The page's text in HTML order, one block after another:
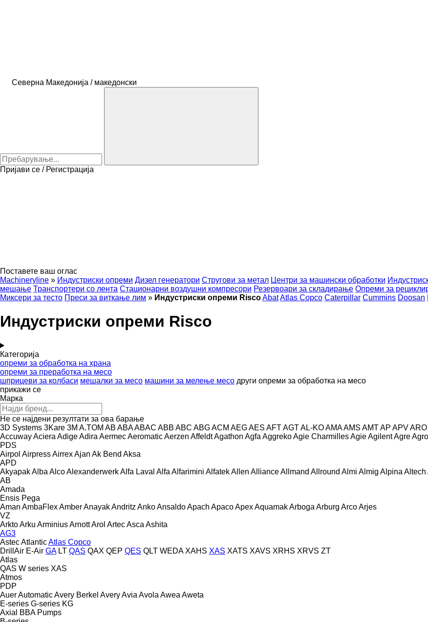
Северна Македонија / македонски
Пријави се / Регистрација
Поставете ваш оглас
Machineryline » Индустриски опреми Дизел генератори Стругови за метал Центри за машински обработки
мешање Транспортери со лента Стационарни воздушни компресори Резервоари за складирање Опреми за
Миксери за тесто Преси за виткање лим » Индустриски опреми RiscoAbatAtlas Copco Caterpillar Cummins Doosan
Индустриски опреми Risco
Категорија
опреми за обработка на храна
опреми за преработка на месо
шприцеви за колбаси мешалки за месо машини за мелење месо други опреми за обработка на месо
прикажи се
Марка
Не се најдени резултати за ова барање
3D Systems 3Kare 3M A.TOM AB ABAABAC ABB ABC ABGACM AEGAES AFTAGTAL-KOAMAAMS AMTAP APVARO
AccuwayAciera AdigeAdira AermecAeromaticAerzen AffeldtAgathon Agfa AggrekoAgie CharmillesAgieAgilentAgre
PDS
Airpol AirpressAirrexAjan Ak Bend Aksa
APD
AkyapakAlba AlcoAlexanderwerkAlfa Laval Alfa Alfarimini AlfatekAllen AllianceAllmand Allround Almi Almig Alpina Altech
AB
Amada
Ensis Pega
Aman AmbaFlexAmberAnayakAndritz AnkoAnsaldoApach ApacoApexAquamakArboga Arburg ArcoArjes
VZ
ArktoArku ArminiusArnottArol ArtecAsca Ashita
AG3
AstecAtlanticAtlas Copco
DrillAir E-Air GA LT QAS QAX QEP QES QLT WEDA XAHS XAS XATS XAVS XRHS XRVS ZT
Atlas
QAS W series XAS
Atmos
PDP
AuerAutomaticAvery Berkel AveryAvia Avola Awea Aweta
E-series G-series KG
Axial
BBA Pumps